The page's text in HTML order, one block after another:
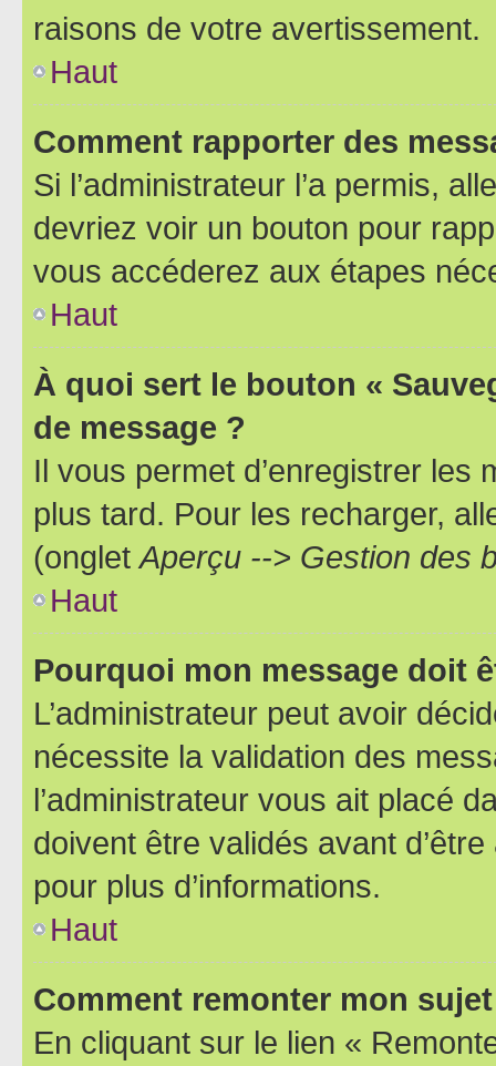
raisons de votre avertissement.
Haut
Comment rapporter des
Si l’administrateur l’a permis,
devriez voir un bouton pour
vous accéderez aux étapes
Haut
À quoi sert le bouton «
de message ?
Il vous permet d’enregistrer
plus tard. Pour les recharger,
(ongletAperçu --> Gestion des
Haut
Pourquoi mon message doit
L’administrateur peut avoir
nécessite la validation des
l’administrateur vous ait placé
doivent être validés avant
pour plus d’informations.
Haut
Comment remonter mon
En cliquant sur le lien «